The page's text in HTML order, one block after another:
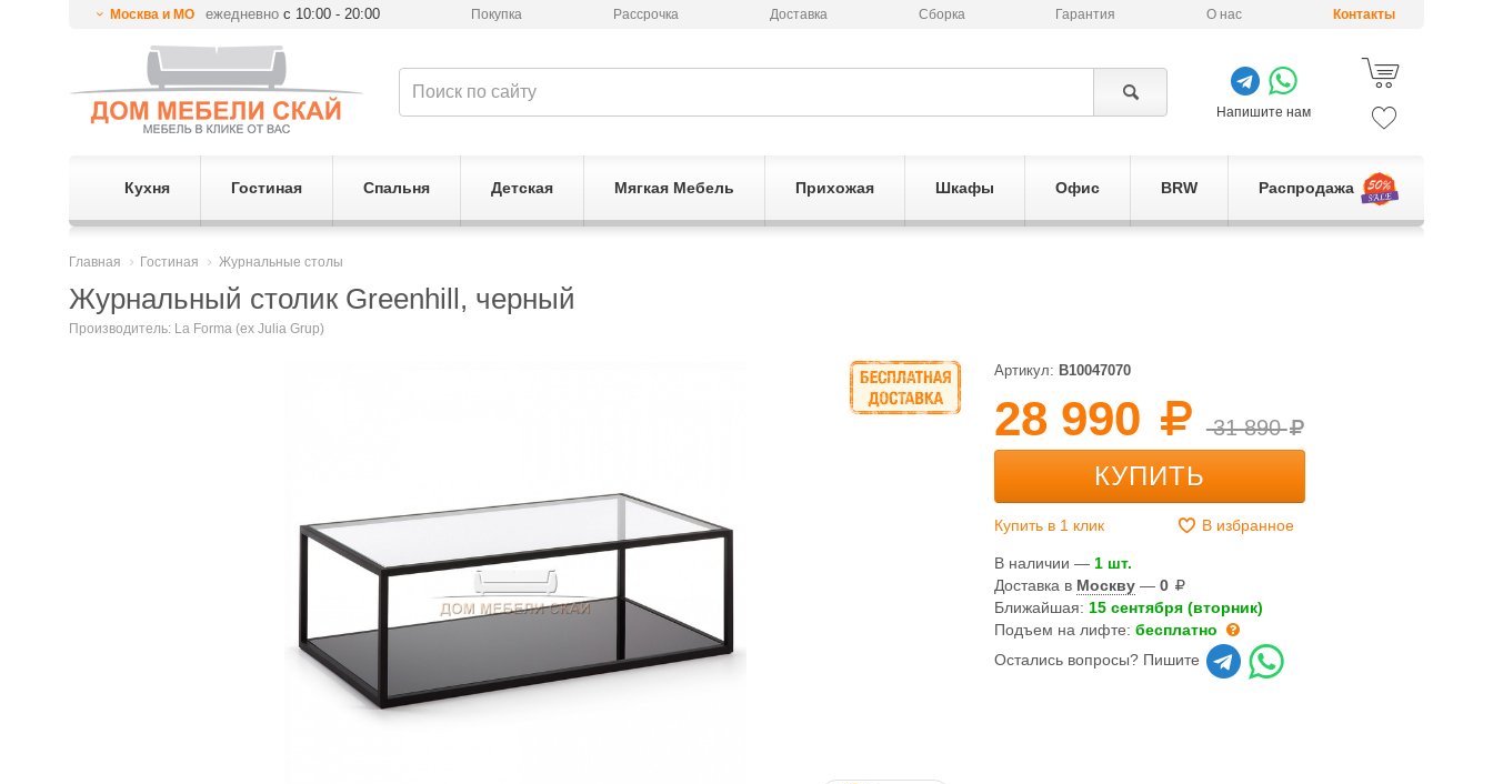
Москва и МО ежедневнос 10:00 - 20:00 Покупка Рассрочка Доставка Сборка Гарантия О нас Контакты
Напишите нам
Кухня Гостиная Спальня Детская Мягкая Мебель Прихожая Шкафы Офис BRW Распродажа
Главная Гостиная Журнальные столы
Журнальный столик Greenhill, черный
Производитель: La Forma (ex Julia Grup)
Артикул: B10047070
28 990 31 890
КУПИТЬ
Купить в 1 клик В избранное
В наличии — 1 шт.
Доставка в Москву —0
Ближайшая: 15 сентября (вторник)
Подъем на лифте:бесплатно
Остались вопросы? Пишите